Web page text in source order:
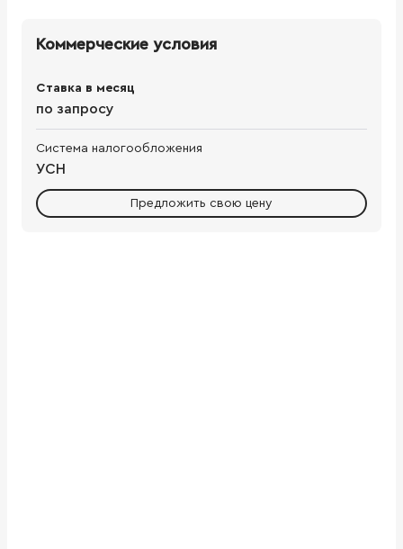
Коммерческие условия
Ставка в месяц
по запросу
Система налогообложения
УСН
Предложить свою цену